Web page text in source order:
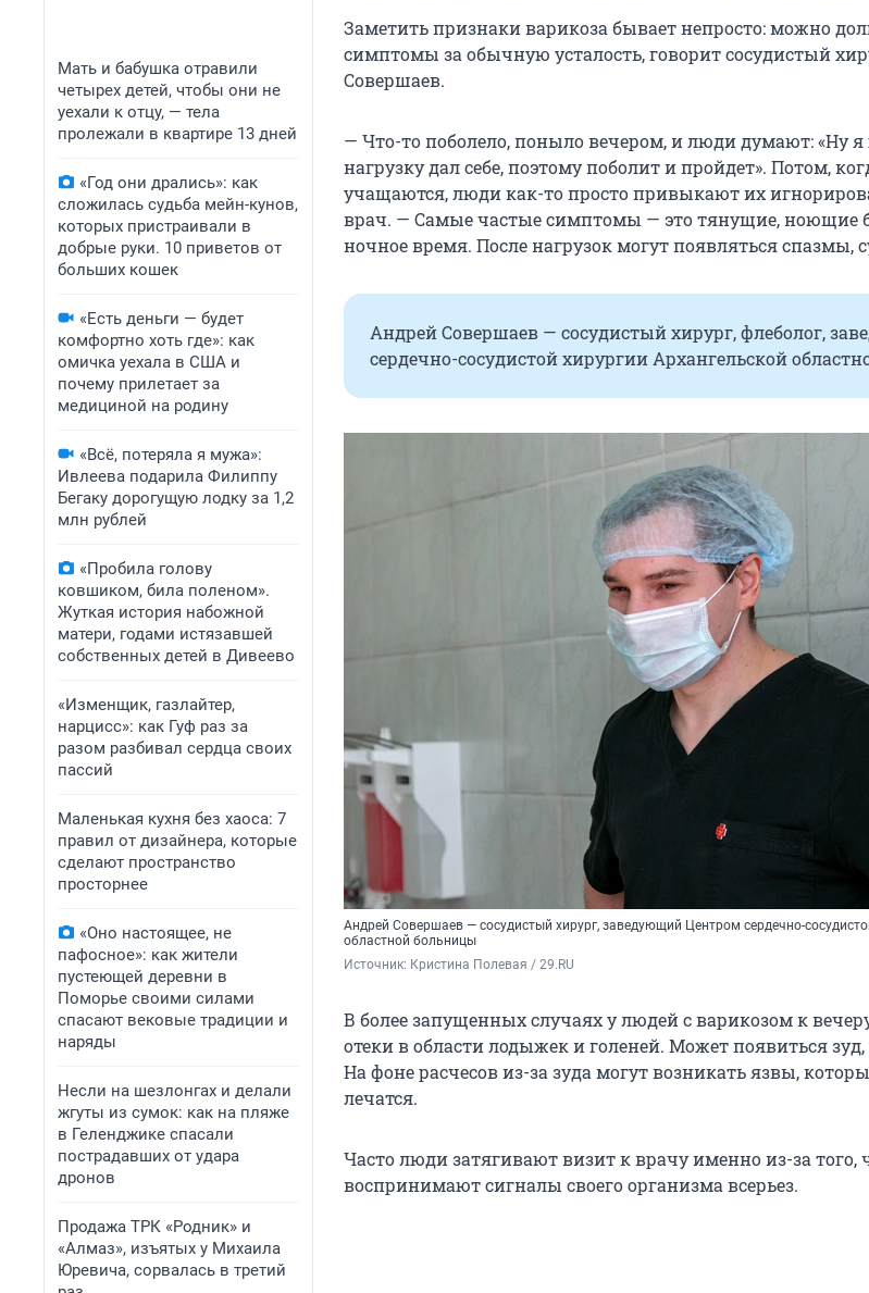
Мать и бабушка отравили
четырех детей, чтобы они не
уехали к отцу, — тела
пролежали в квартире 13 дней
«Год они дрались»: как
сложилась судьба мейн-кунов,
которых пристраивали в
добрые руки. 10 приветов от
больших кошек
«Есть деньги — будет
комфортно хоть где»: как
омичка уехала в США и
почему прилетает за
медициной на родину
«Всё, потеряла я мужа»:
Ивлеева подарила Филиппу
Бегаку дорогущую лодку за 1,2
млн рублей
«Пробила голову
ковшиком, била поленом».
Жуткая история набожной
матери, годами истязавшей
собственных детей в Дивеево
«Изменщик, газлайтер,
нарцисс»: как Гуф раз за
разом разбивал сердца своих
пассий
Маленькая кухня без хаоса: 7
правил от дизайнера, которые
сделают пространство
просторнее
«Оно настоящее, не
пафосное»: как жители
пустеющей деревни в
Поморье своими силами
спасают вековые традиции и
наряды
Несли на шезлонгах и делали
жгуты из сумок: как на пляже
в Геленджике спасали
пострадавших от удара
дронов
Продажа ТРК «Родник» и
«Алмаз», изъятых у Михаила
Юревича, сорвалась в третий
Заметить признаки варикоза бывает непросто: можно
симптомы за обычную усталость, говорит сосудистый
Совершаев.
— Что-то поболело, поныло вечером, и люди думают: «Ну
нагрузку дал себе, поэтому поболит и пройдет». Потом,
учащаются, люди как-то просто привыкают их
врач. — Самые частые симптомы — это тянущие, ноющие
ночное время. После нагрузок могут появляться спазмы,
Андрей Совершаев — сосудистый хирург, флеболог,
сердечно-сосудистой хирургии Архангельской
Андрей Совершаев — сосудистый хирург, заведующий Центром сердечно-
областной больницы
Источник: Кристина Полевая / 29.RU
В более запущенных случаях у людей с варикозом к
отеки в области лодыжек и голеней. Может появиться
На фоне расчесов из-за зуда могут возникать язвы,
лечатся.
Часто люди затягивают визит к врачу именно из-за того,
воспринимают сигналы своего организма всерьез.